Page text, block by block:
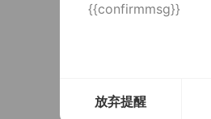
{{confirmmsg}}
放弃提醒